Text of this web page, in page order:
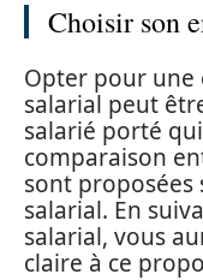
Choisir son
Opter pour
salarial peut
salarié porté
comparaison
sont
salarial. En
salarial, vous
claire à ce